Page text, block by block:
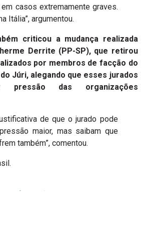
casos extremamente graves.
Itália”, argumentou.
criticou a mudança realizada
Derrite (PP-SP), que retirou
por membros de facção do
Júri, alegando que esses jurados
pressão das organizações
de que o jurado pode
maior, mas saibam que
também”, comentou.